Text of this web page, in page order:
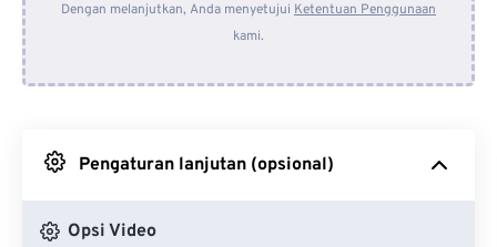
Dari Dropbox
Dengan melanjutkan, Anda menyetujui Ketentuan Penggunaan
kami.
Pengaturan lanjutan (opsional)
Opsi Video